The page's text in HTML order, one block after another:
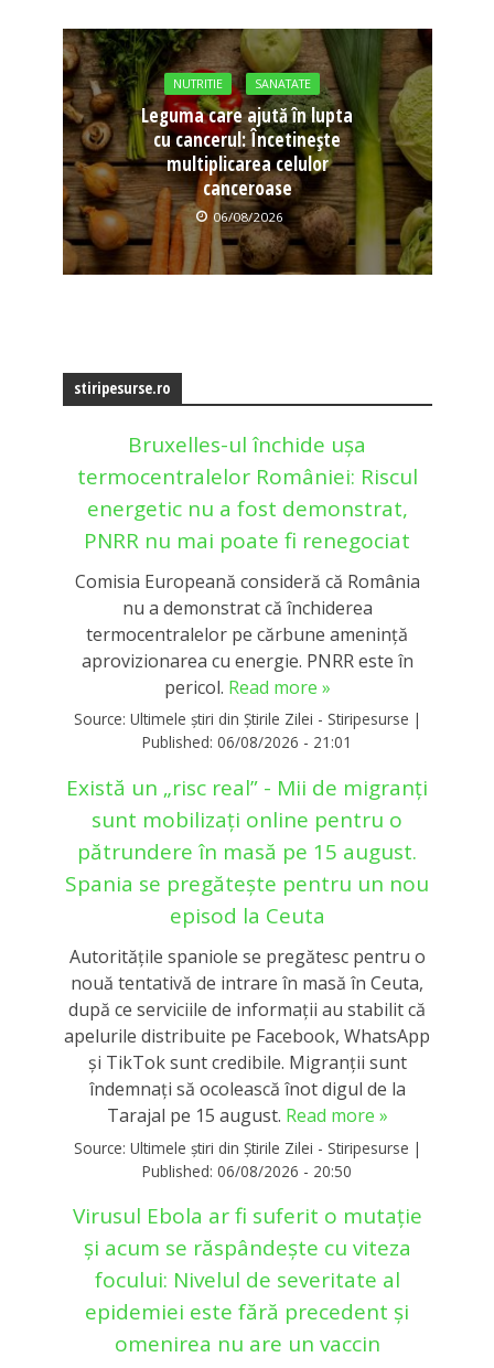
NUTRITIE SANATATE
Leguma care ajută în lupta
cu cancerul: Încetinește
multiplicarea celulor
canceroase
06/08/2026
stiripesurse.ro
Bruxelles-ul închide ușa
termocentralelor României: Riscul
energetic nu a fost demonstrat,
PNRR nu mai poate fi renegociat
Comisia Europeană consideră că România
nu a demonstrat că închiderea
termocentralelor pe cărbune amenință
aprovizionarea cu energie. PNRR este în
pericol. Read more »
Source: Ultimele știri din Știrile Zilei - Stiripesurse |
Published: 06/08/2026 - 21:01
Există un „risc real” - Mii de migranți
sunt mobilizați online pentru o
pătrundere în masă pe 15 august.
Spania se pregătește pentru un nou
episod la Ceuta
Autoritățile spaniole se pregătesc pentru o
nouă tentativă de intrare în masă în Ceuta,
după ce serviciile de informații au stabilit că
apelurile distribuite pe Facebook, WhatsApp
și TikTok sunt credibile. Migranții sunt
îndemnați să ocolească înot digul de la
Tarajal pe 15 august. Read more »
Source: Ultimele știri din Știrile Zilei - Stiripesurse |
Published: 06/08/2026 - 20:50
Virusul Ebola ar fi suferit o mutație
și acum se răspândește cu viteza
focului: Nivelul de severitate al
epidemiei este fără precedent și
omenirea nu are un vaccin